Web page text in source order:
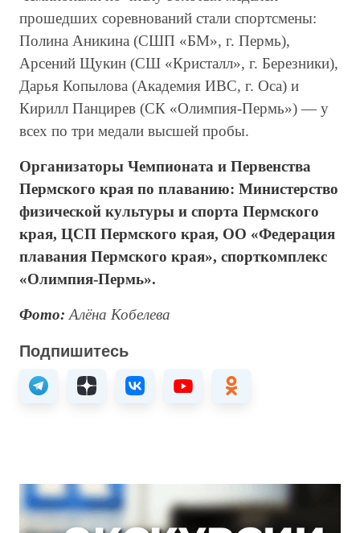
прошедших соревнований стали спортсмены:
Полина Аникина (СШП «БМ», г. Пермь),
Арсений Щукин (СШ «Кристалл», г. Березники),
Дарья Копылова (Академия ИВС, г. Оса) и
Кирилл Панцирев (СК «Олимпия-Пермь») — у
всех по три медали высшей пробы.
Организаторы Чемпионата и Первенства
Пермского края по плаванию: Министерство
физической культуры и спорта Пермского
края, ЦСП Пермского края, ОО «Федерация
плавания Пермского края», спорткомплекс
«Олимпия-Пермь».
Фото: Алёна Кобелева
Подпишитесь